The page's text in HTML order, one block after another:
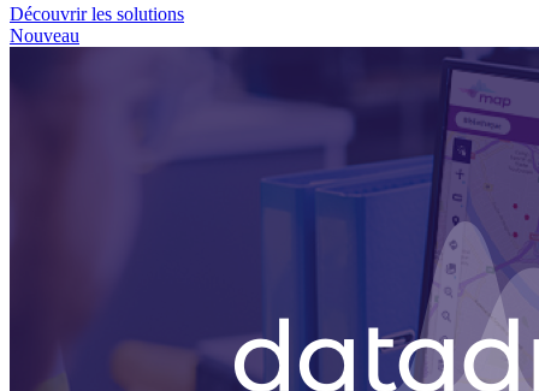
Découvrir les solutions
Nouveau